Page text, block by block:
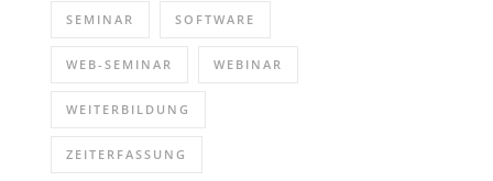
SEMINAR SOFTWARE
WEB-SEMINAR WEBINAR
WEITERBILDUNG
ZEITERFASSUNG